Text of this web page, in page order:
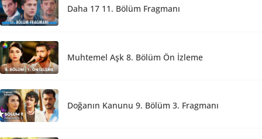
Daha 17 11. Bölüm Fragmanı
Muhtemel Aşk 8. Bölüm Ön İzleme
Doğanın Kanunu 9. Bölüm 3. Fragmanı